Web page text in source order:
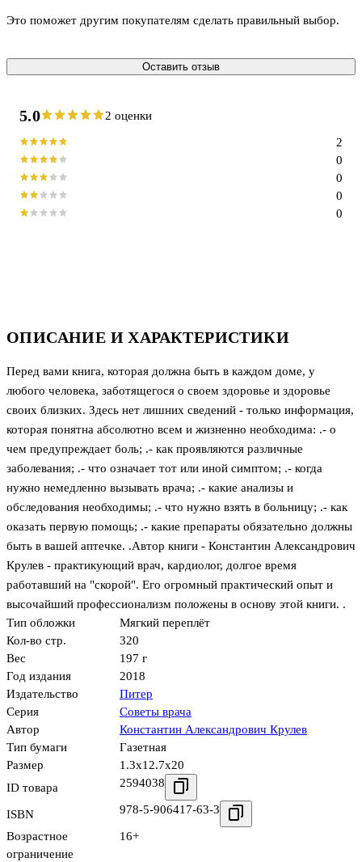
ОПИСАНИЕ И ХАРАКТЕРИСТИКИ
Перед вами книга, которая должна быть в каждом доме, у
любого человека, заботящегося о своем здоровье и здоровье
своих близких. Здесь нет лишних сведений - только информация,
которая понятна абсолютно всем и жизненно необходима: .- о
чем предупреждает боль; .- как проявляются различные
заболевания; .- что означает тот или иной симптом; .- когда
нужно немедленно вызывать врача; .- какие анализы и
обследования необходимы; .- что нужно взять в больницу; .- как
оказать первую помощь; .- какие препараты обязательно должны
быть в вашей аптечке. .Автор книги - Константин Александрович
Крулев - практикующий врач, кардиолог, долгое время
работавший на "скорой". Его огромный практический опыт и
высочайший профессионализм положены в основу этой книги. .
Тип обложки
Мягкий переплёт
Кол-во стр.
320
Вес
197 г
Год издания
2018
Издательство
Питер
Серия
Советы врача
Автор
Константин Александрович Крулев
Тип бумаги
Газетная
Размер
1.3x12.7x20
ID товара
2594038
ISBN 978-5-906417-63-3
Возрастное
ограничение
16+
Это поможет другим покупателям сделать правильный выбор.
Оставить отзыв
5.0 2 оценки
0
0
0
0
2